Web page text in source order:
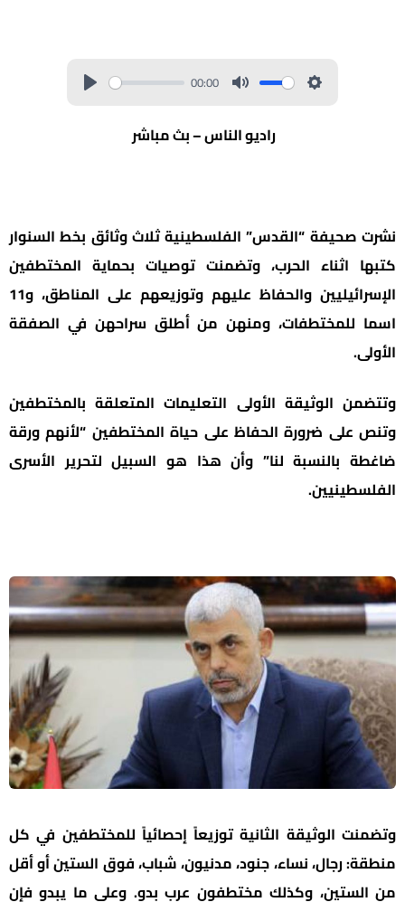
00:00
راديو الناس – بث مباشر
صحيفة “القدس” الفلسطينية ثلاث وثائق بخط السنوار
اثناء الحرب، وتضمنت توصيات بحماية المختطفين
الإسرائيليين والحفاظ عليهم وتوزيعهم على المناطق، و11
للمختطفات، ومنهن من أطلق سراحهن في الصفقة
الوثيقة الأولى التعليمات المتعلقة بالمختطفين
على ضرورة الحفاظ على حياة المختطفين “لأنهم ورقة
بالنسبة لنا” وأن هذا هو السبيل لتحرير الأسرى
الوثيقة الثانية توزيعاً إحصائياً للمختطفين في كل
رجال، نساء، جنود، مدنيون، شباب، فوق الستين أو أقل
وكذلك مختطفون عرب بدو. وعلى ما يبدو فإن